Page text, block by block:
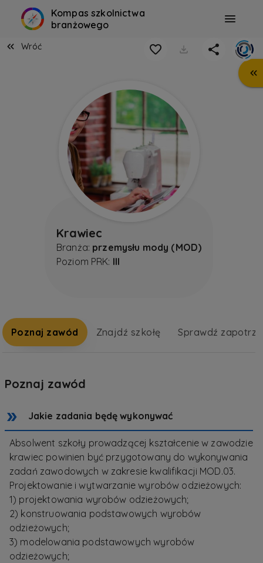
Kompas szkolnictwa
branżowego
Wróć
Krawiec
Branża: przemysłu mody (MOD)
Poziom PRK: III
Poznaj zawód Znajdź szkołę Sprawdź
Poznaj zawód
Jakie zadania będę wykonywać
Absolwent szkoły prowadzącej kształcenie w zawodzie
krawiec powinien być przygotowany do wykonywania
zadań zawodowych w zakresie kwalifikacji MOD.03.
Projektowanie i wytwarzanie wyrobów odzieżowych:
1) projektowania wyrobów odzieżowych;
2) konstruowania podstawowych wyrobów
odzieżowych;
3) modelowania podstawowych wyrobów
odzieżowych;